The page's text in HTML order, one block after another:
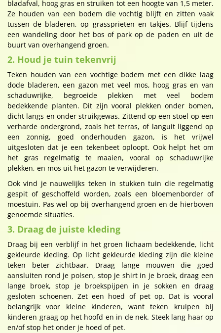
bladafval, hoog gras en struiken tot een hoogte van 1,5 meter.
Ze houden van een bodem die vochtig blijft en zitten vaak
tussen de bladeren, op grassprieten en takjes. Blijf tijdens
een wandeling door het bos of park op de paden en uit de
buurt van overhangend groen.
2. Houd je tuin tekenvrij
Teken houden van een vochtige bodem met een dikke laag
dode bladeren, een gazon met veel mos, hoog gras en van
schaduwrijke, begroeide plekken met veel bodem
bedekkende planten. Dit zijn vooral plekken onder bomen,
dicht langs en onder struikgewas. Zittend op een stoel op een
verharde ondergrond, zoals het terras, of languit liggend op
een zonnig, goed onderhouden gazon, is het vrijwel
uitgesloten dat je een tekenbeet oploopt. Ook helpt het om
het gras regelmatig te maaien, vooral op schaduwrijke
plekken, en mos uit het gazon te verwijderen.
Ook vind je nauwelijks teken in stukken tuin die regelmatig
gespit of geschoffeld worden, zoals een bloemenborder of
moestuin. Pas wel op bij overhangend groen en de hierboven
genoemde situaties.
3. Draag de juiste kleding
Draag bij een verblijf in het groen lichaam bedekkende, licht
gekleurde kleding. Op licht gekleurde kleding zijn die kleine
teken beter zichtbaar. Draag lange mouwen die goed
aansluiten rond je polsen, stop je shirt in je broek, draag een
lange broek, stop je broekspijpen in je sokken en draag
gesloten schoenen. Zet een hoed of pet op. Dat is vooral
belangrijk voor kleine kinderen, want teken kruipen bij
kinderen graag op het hoofd en in de nek. Steek lang haar op
en/of stop het onder je hoed of pet.